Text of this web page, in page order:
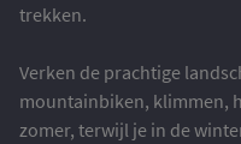
trekken.
Verken de prachtige
mountainbiken, klimmen,
zomer, terwijl je in de